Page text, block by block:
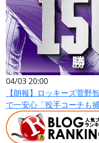
04/03 20:00
【朗報】ロッキーズ菅野
で一安心「投手コーチも